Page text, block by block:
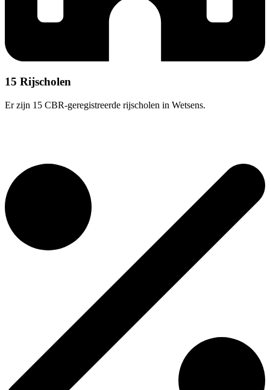
15 Rijscholen
Er zijn 15 CBR-geregistreerde rijscholen in Wetsens.